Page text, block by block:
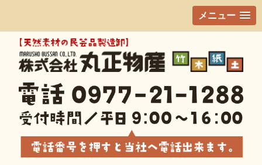
メニュー